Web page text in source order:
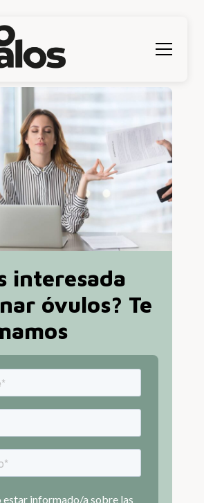
Menú
interesada
óvulos? Te